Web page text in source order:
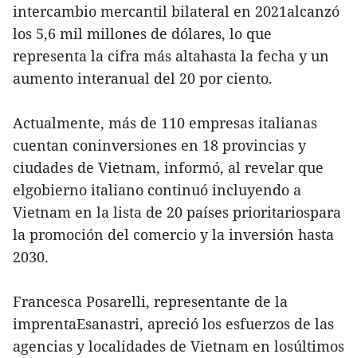
intercambio mercantil bilateral en 2021alcanzó
los 5,6 mil millones de dólares, lo que
representa la cifra más altahasta la fecha y un
aumento interanual del 20 por ciento.
Actualmente, más de 110 empresas italianas
cuentan coninversiones en 18 provincias y
ciudades de Vietnam, informó, al revelar que
elgobierno italiano continuó incluyendo a
Vietnam en la lista de 20 países prioritariospara
la promoción del comercio y la inversión hasta
2030.
Francesca Posarelli, representante de la
imprentaEsanastri, apreció los esfuerzos de las
agencias y localidades de Vietnam en losúltimos